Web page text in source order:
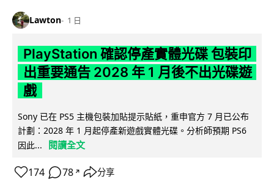
Lawton 1 日
PlayStation 確認停產實體光碟 包裝印
出重要通告 2028 年 1 月後不出光碟遊
戲
Sony 已在 PS5 主機包裝加貼提示貼紙，重申官方 7 月已公布
計劃：2028 年 1 月起停產新遊戲實體光碟。分析師預期 PS6
因此...
閱讀全文
174 78 ↗ 分享